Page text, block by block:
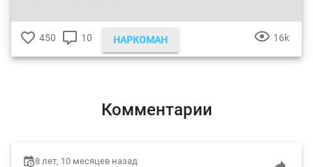
♥
450
КОММЕНТАРИЕВ
10 16k
НАРКОМАН
Комментарии
8 лет, 10 месяцев назад